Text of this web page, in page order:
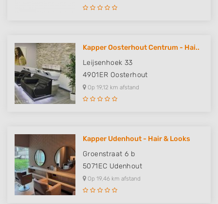
Kapper Oosterhout Centrum - Hai..
Leijsenhoek 33
4901ER Oosterhout
Op 19,12 km afstand
Kapper Udenhout - Hair & Looks
Groenstraat 6 b
5071EC Udenhout
Op 19,46 km afstand